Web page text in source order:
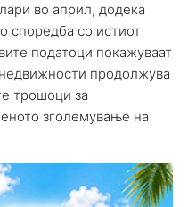
во април, додека
споредба со истиот
податоци покажуваат
продолжува
трошоци за
зголемување на